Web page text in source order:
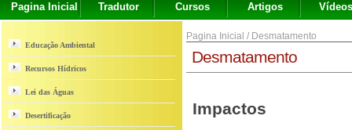
Pagina Inicial Tradutor Cursos Artigos Vídeos
Educação Ambiental
Recursos Hídricos
Lei das Águas
Desertificação
Pagina Inicial / Desmatamento
Desmatamento
Impactos